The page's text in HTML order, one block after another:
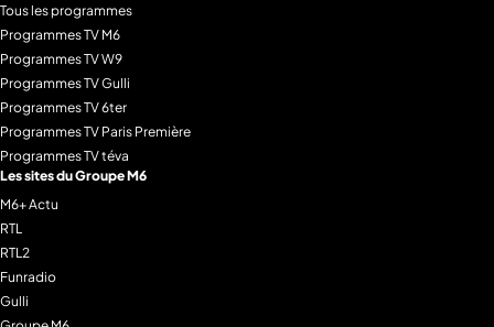
Tous les programmes
Programmes TV M6
Programmes TV W9
Programmes TV Gulli
Programmes TV 6ter
Programmes TV Paris Première
Programmes TV téva
Les sites du Groupe M6
M6+ Actu
RTL
RTL2
Funradio
Gulli